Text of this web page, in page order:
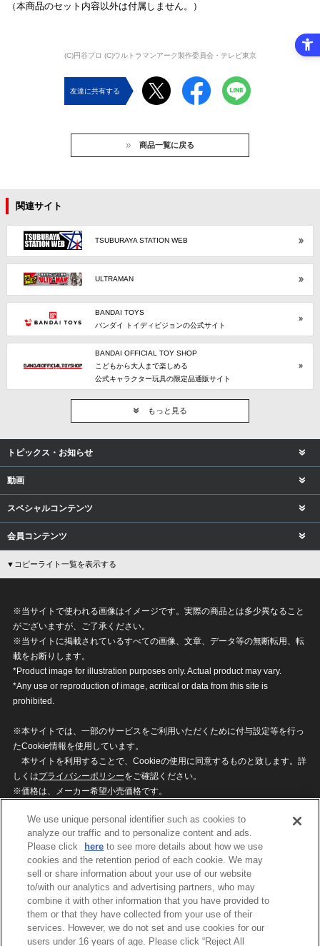
（本商品のセット内容以外は付属しません。）
(C)円谷プロ (C)ウルトラマンアーク製作委員会・テレビ東京
友達に共有する
商品一覧に戻る
関連サイト
TSUBURAYA STATION WEB
ULTRAMAN
BANDAI TOYS
バンダイ トイディビジョンの公式サイト
BANDAI OFFICIAL TOY SHOP
こどもから大人まで楽しめる
公式キャラクター玩具の限定品通販サイト
もっと見る
トピックス・お知らせ
動画
スペシャルコンテンツ
会員コンテンツ
▼コピーライト一覧を表示する
※当サイトで使われる画像はイメージです。実際の商品とは多少異なること
がございますが、ご了承ください。
※当サイトに掲載されているすべての画像、文章、データ等の無断転用、転
載をお断りします。
*Product image for illustration purposes only. Actual product may vary.
*Any use or reproduction of image, acritical or data from this site is
prohibited.
※本サイトでは、一部のサービスをご利用いただくために付与設定等を行っ
たCookie情報を使用しています。
本サイトを利用することで、Cookieの使用に同意するものと致します。詳
しくはプライバシーポリシーをご確認ください。
※価格は、メーカー希望小売価格です。
ざいますのでご了承ください。
privacypolicy
Do Not Sell or Share My
Personal Information
ウェブサイトご利用条件
ソーシャルメディアポリシー
個人情報保護方針
お問い合わせ
We use unique personal identifier such as cookies to
analyze our traffic and to personalize content and ads.
Please click
here to see more details about how we use
cookies and the retention period of each cookie. We may
sell or share information about your use of our website
to/with our analytics and advertising partners, who may
combine it with other information that you have provided to
them or that they have collected from your use of their
services. However, we do not set and use cookies for our
users under 16 years of age. Please click “Reject All